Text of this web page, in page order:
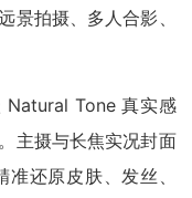
景拍摄、多人合影、
Natural Tone 真实感
主摄与长焦实况封面
还原皮肤、发丝、